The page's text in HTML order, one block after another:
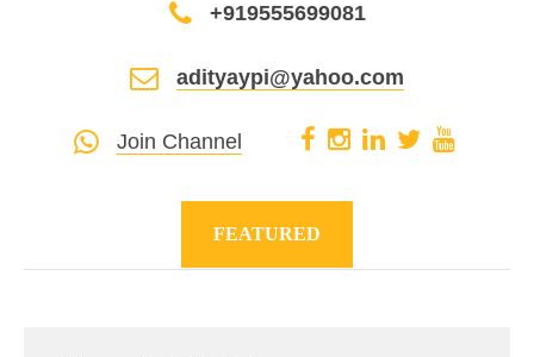
+919555699081
adityaypi@yahoo.com
Join Channel
FEATURED